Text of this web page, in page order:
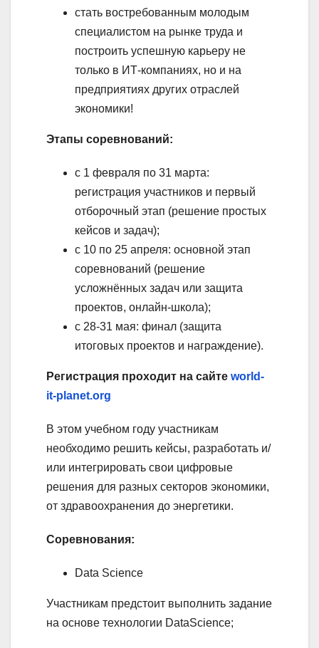
стать востребованным молодым
специалистом на рынке труда и
построить успешную карьеру не
только в ИТ-компаниях, но и на
предприятиях других отраслей
экономики!
Этапы соревнований:
с 1 февраля по 31 марта:
регистрация участников и первый
отборочный этап (решение простых
кейсов и задач);
с 10 по 25 апреля: основной этап
соревнований (решение
усложнённых задач или защита
проектов, онлайн-школа);
с 28-31 мая: финал (защита
итоговых проектов и награждение).
Регистрация проходит на сайте world-
it-planet.org
В этом учебном году участникам
необходимо решить кейсы, разработать и/
или интегрировать свои цифровые
решения для разных секторов экономики,
от здравоохранения до энергетики.
Соревнования:
Data Science
Участникам предстоит выполнить задание
на основе технологии DataScience;